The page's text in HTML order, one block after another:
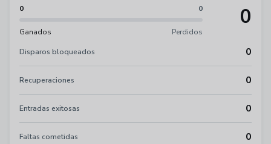
0 0
Ganados Perdidos
0
Disparos bloqueados 0
Recuperaciones 0
Entradas exitosas 0
Faltas cometidas 0